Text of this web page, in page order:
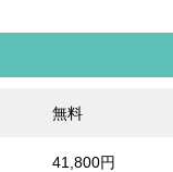
無料
41,800円